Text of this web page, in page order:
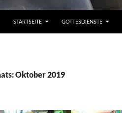
STARTSEITE GOTTESDIENSTE
Oktober 2019